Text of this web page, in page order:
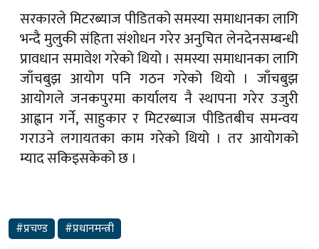
सरकारले मिटरब्याज पीडितको समस्या समाधानका लागि
भन्दै मुलुकी संहिता संशोधन गरेर अनुचित लेनदेनसम्बन्धी
प्रावधान समावेश गरेको थियो । समस्या समाधानका लागि
जाँचबुझ आयोग पनि गठन गरेको थियो । जाँचबुझ
आयोगले जनकपुरमा कार्यालय नै स्थापना गरेर उजुरी
आह्वान गर्ने, साहुकार र मिटरब्याज पीडितबीच समन्वय
गराउने लगायतका काम गरेको थियो । तर आयोगको
म्याद सकिइसकेको छ ।
#प्रचण्ड
#प्रधानमन्त्री